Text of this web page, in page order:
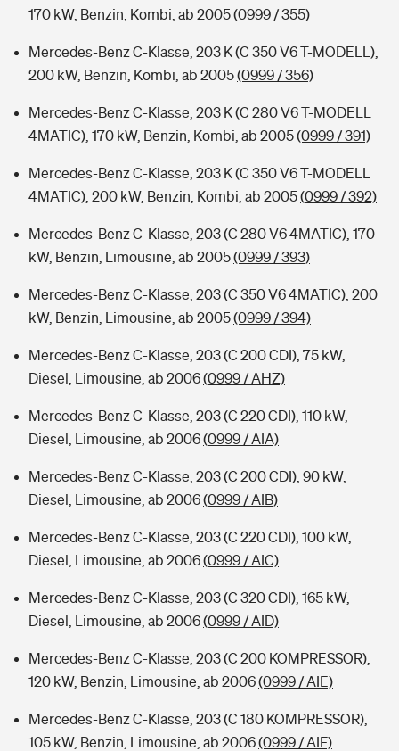
170 kW, Benzin, Kombi, ab 2005(0999 / 355)
Mercedes-Benz C-Klasse, 203 K (C 350 V6 T-MODELL),
200 kW, Benzin, Kombi, ab 2005(0999 / 356)
Mercedes-Benz C-Klasse, 203 K (C 280 V6 T-MODELL
4MATIC), 170 kW, Benzin, Kombi, ab 2005(0999 / 391)
Mercedes-Benz C-Klasse, 203 K (C 350 V6 T-MODELL
4MATIC), 200 kW, Benzin, Kombi, ab 2005(0999 / 392)
Mercedes-Benz C-Klasse, 203 (C 280 V6 4MATIC), 170
kW, Benzin, Limousine, ab 2005(0999 / 393)
Mercedes-Benz C-Klasse, 203 (C 350 V6 4MATIC), 200
kW, Benzin, Limousine, ab 2005(0999 / 394)
Mercedes-Benz C-Klasse, 203 (C 200 CDI), 75 kW,
Diesel, Limousine, ab 2006(0999 / AHZ)
Mercedes-Benz C-Klasse, 203 (C 220 CDI), 110 kW,
Diesel, Limousine, ab 2006(0999 / AIA)
Mercedes-Benz C-Klasse, 203 (C 200 CDI), 90 kW,
Diesel, Limousine, ab 2006(0999 / AIB)
Mercedes-Benz C-Klasse, 203 (C 220 CDI), 100 kW,
Diesel, Limousine, ab 2006(0999 / AIC)
Mercedes-Benz C-Klasse, 203 (C 320 CDI), 165 kW,
Diesel, Limousine, ab 2006(0999 / AID)
Mercedes-Benz C-Klasse, 203 (C 200 KOMPRESSOR),
120 kW, Benzin, Limousine, ab 2006(0999 / AIE)
Mercedes-Benz C-Klasse, 203 (C 180 KOMPRESSOR),
105 kW, Benzin, Limousine, ab 2006(0999 / AIF)